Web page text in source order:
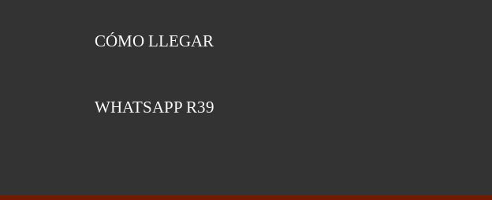
CÓMO LLEGAR
WHATSAPP R39